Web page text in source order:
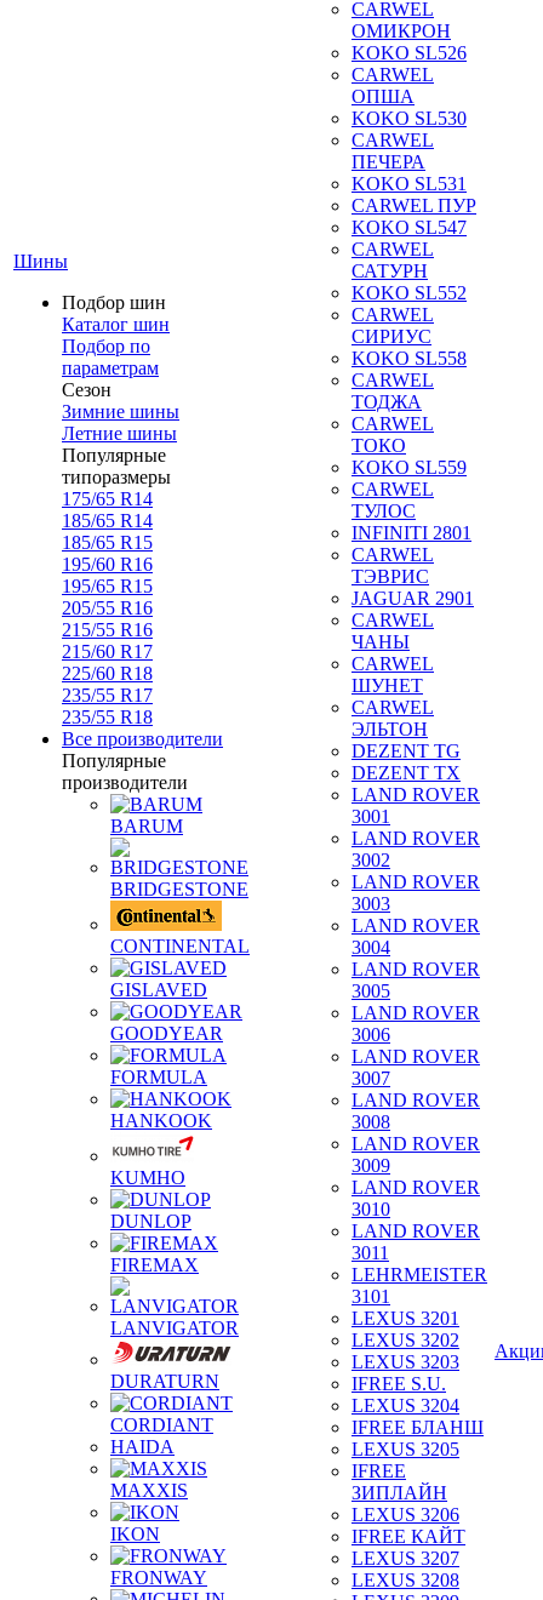
Шины
Подбор шин
Каталог шин
Подбор по
параметрам
Сезон
Зимние шины
Летние шины
Популярные
типоразмеры
175/65 R14
185/65 R14
185/65 R15
195/60 R16
195/65 R15
205/55 R16
215/55 R16
215/60 R17
225/60 R18
235/55 R17
235/55 R18
Все производители
Популярные
производители
BARUM
BRIDGESTONE
CONTINENTAL
GISLAVED
GOODYEAR
FORMULA
HANKOOK
KUMHO
DUNLOP
FIREMAX
LANVIGATOR
DURATURN
CORDIANT
HAIDA
MAXXIS
IKON
FRONWAY
CARWEL
ОМИКРОН
KOKO SL526
CARWEL
ОПША
KOKO SL530
CARWEL
ПЕЧЕРА
KOKO SL531
CARWEL ПУР
KOKO SL547
CARWEL
САТУРН
KOKO SL552
CARWEL
СИРИУС
KOKO SL558
CARWEL
ТОДЖА
CARWEL
ТОКО
KOKO SL559
CARWEL
ТУЛОС
INFINITI 2801
CARWEL
ТЭВРИС
JAGUAR 2901
CARWEL
ЧАНЫ
CARWEL
ШУНЕТ
CARWEL
ЭЛЬТОН
DEZENT TG
DEZENT TX
LAND ROVER
3001
LAND ROVER
3002
LAND ROVER
3003
LAND ROVER
3004
LAND ROVER
3005
LAND ROVER
3006
LAND ROVER
3007
LAND ROVER
3008
LAND ROVER
3009
LAND ROVER
3010
LAND ROVER
3011
LEHRMEISTER
3101
LEXUS 3201
LEXUS 3202
LEXUS 3203
IFREE S.U.
LEXUS 3204
IFREE БЛАНШ
LEXUS 3205
IFREE
ЗИПЛАЙН
LEXUS 3206
IFREE КАЙТ
LEXUS 3207
LEXUS 3208